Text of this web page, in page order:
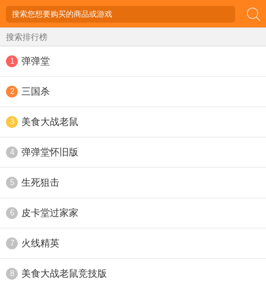
搜索排行榜
1 弹弹堂
2 三国杀
3 美食大战老鼠
4 弹弹堂怀旧版
5 生死狙击
6 皮卡堂过家家
7 火线精英
8 美食大战老鼠竞技版